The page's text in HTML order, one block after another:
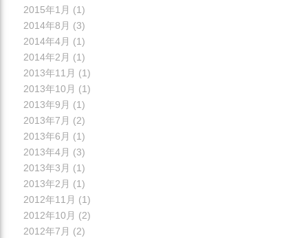
2015年1月 (1)
2014年8月 (3)
2014年4月 (1)
2014年2月 (1)
2013年11月 (1)
2013年10月 (1)
2013年9月 (1)
2013年7月 (2)
2013年6月 (1)
2013年4月 (3)
2013年3月 (1)
2013年2月 (1)
2012年11月 (1)
2012年10月 (2)
2012年7月 (2)